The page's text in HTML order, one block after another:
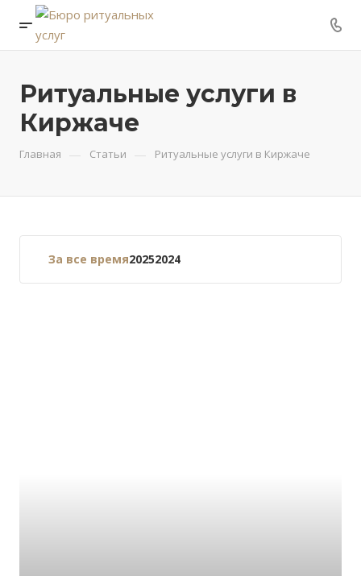
Ритуальные услуги в
Киржаче
Главная — Статьи — Ритуальные услуги в Киржаче
За все время20252024